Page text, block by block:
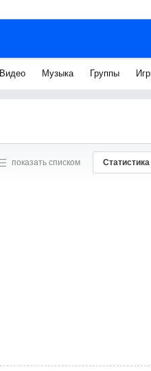
Видео Музыка Группы
показать списком Статистика